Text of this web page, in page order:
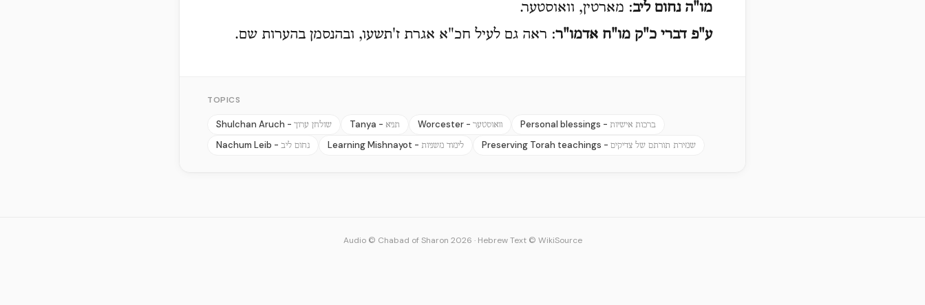
מו"ה נחום ליב: מארטין, וואוסטער.
ע"פ דברי כ"ק מו"ח אדמו"ר: ראה גם לעיל חכ"א אגרת ז'תשעו, ובהנסמן בהערות שם.
TOPICS
Shulchan Aruch - שולחן ערוך Tanya - תניא Worcester - וואוסטער Personal blessings - ברכות אישיות
Nachum Leib - נחום ליב Learning Mishnayot - לימוד משניות Preserving Torah teachings - שמירת תורתם של צדיקים
Audio © Chabad of Sharon 2026 · Hebrew Text © WikiSource